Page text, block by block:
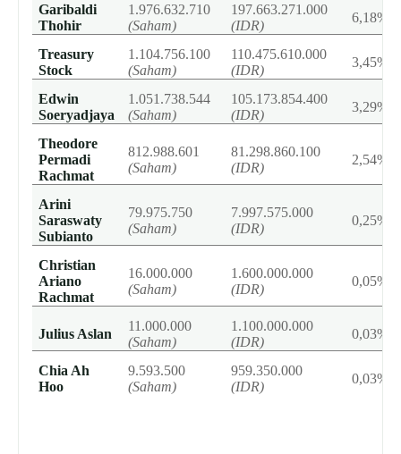
Garibaldi
Thohir
1.976.632.710
(Saham)
197.663.271.000
(IDR)
6,18%
Treasury
Stock
1.104.756.100
(Saham)
110.475.610.000
(IDR)
3,45%
Edwin
Soeryadjaya
1.051.738.544
(Saham)
105.173.854.400
(IDR)
3,29%
Theodore
Permadi
Rachmat
812.988.601
(Saham)
81.298.860.100
(IDR)
2,54%
Arini
Saraswaty
Subianto
79.975.750
(Saham)
7.997.575.000
(IDR)
0,25%
Christian
Ariano
Rachmat
16.000.000
(Saham)
1.600.000.000
(IDR)
0,05%
Julius Aslan
11.000.000
(Saham)
1.100.000.000
(IDR)
0,03%
Chia Ah
Hoo
9.593.500
(Saham)
959.350.000
(IDR)
0,03%